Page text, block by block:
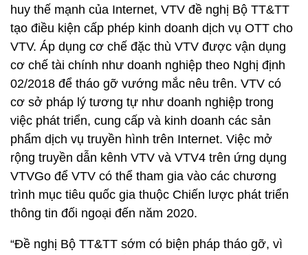
huy thế mạnh của Internet, VTV đề nghị Bộ TT&TT
tạo điều kiện cấp phép kinh doanh dịch vụ OTT cho
VTV. Áp dụng cơ chế đặc thù VTV được vận dụng
cơ chế tài chính như doanh nghiệp theo Nghị định
02/2018 để tháo gỡ vướng mắc nêu trên. VTV có
cơ sở pháp lý tương tự như doanh nghiệp trong
việc phát triển, cung cấp và kinh doanh các sản
phẩm dịch vụ truyền hình trên Internet. Việc mở
rộng truyền dẫn kênh VTV và VTV4 trên ứng dụng
VTVGo để VTV có thể tham gia vào các chương
trình mục tiêu quốc gia thuộc Chiến lược phát triển
thông tin đối ngoại đến năm 2020.
“Đề nghị Bộ TT&TT sớm có biện pháp tháo gỡ, vì